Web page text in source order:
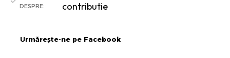
DESPRE:
contributie
Urmărește-ne pe Facebook